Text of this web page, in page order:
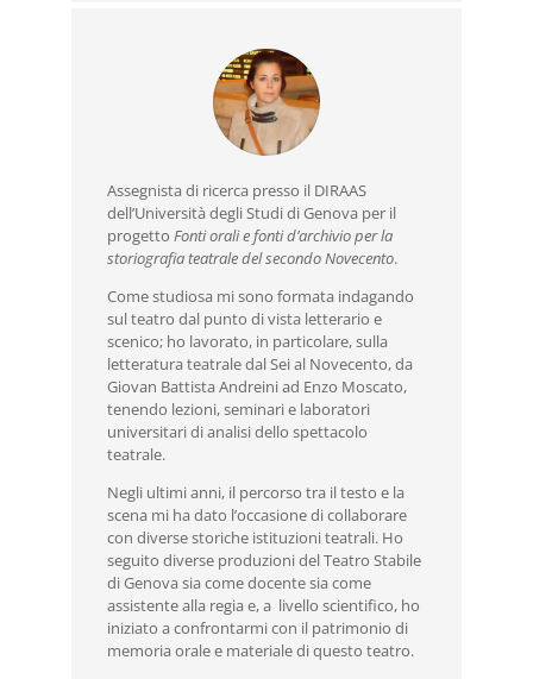
Assegnista di ricerca presso il DIRAAS
dell’Università degli Studi di Genova per il
progetto Fonti orali e fonti d’archivio per la
storiografia teatrale del secondo Novecento.
Come studiosa mi sono formata indagando
sul teatro dal punto di vista letterario e
scenico; ho lavorato, in particolare, sulla
letteratura teatrale dal Sei al Novecento, da
Giovan Battista Andreini ad Enzo Moscato,
tenendo lezioni, seminari e laboratori
universitari di analisi dello spettacolo
teatrale.
Negli ultimi anni, il percorso tra il testo e la
scena mi ha dato l’occasione di collaborare
con diverse storiche istituzioni teatrali. Ho
seguito diverse produzioni del Teatro Stabile
di Genova sia come docente sia come
assistente alla regia e, a livello scientifico, ho
iniziato a confrontarmi con il patrimonio di
memoria orale e materiale di questo teatro.